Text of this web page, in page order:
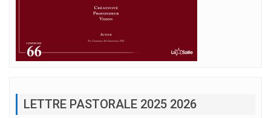
LETTRE PASTORALE 2025 2026